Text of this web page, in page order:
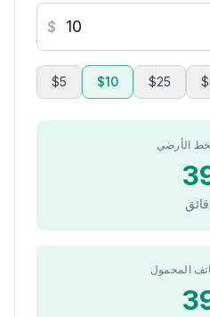
$
$5 $10 $25
الأرضي
المحمول